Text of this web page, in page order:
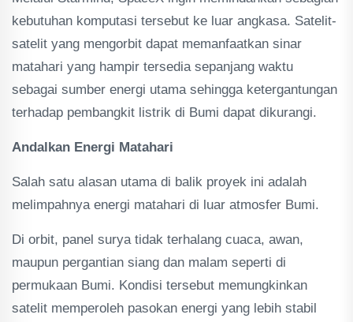
kebutuhan komputasi tersebut ke luar angkasa. Satelit-
satelit yang mengorbit dapat memanfaatkan sinar
matahari yang hampir tersedia sepanjang waktu
sebagai sumber energi utama sehingga ketergantungan
terhadap pembangkit listrik di Bumi dapat dikurangi.
Andalkan Energi Matahari
Salah satu alasan utama di balik proyek ini adalah
melimpahnya energi matahari di luar atmosfer Bumi.
Di orbit, panel surya tidak terhalang cuaca, awan,
maupun pergantian siang dan malam seperti di
permukaan Bumi. Kondisi tersebut memungkinkan
satelit memperoleh pasokan energi yang lebih stabil